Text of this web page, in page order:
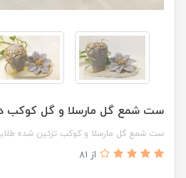
ست شمع گل مارسلا و گل کوکب
ست شمع گل مارسلا و کوکب تزئین شده
از 81